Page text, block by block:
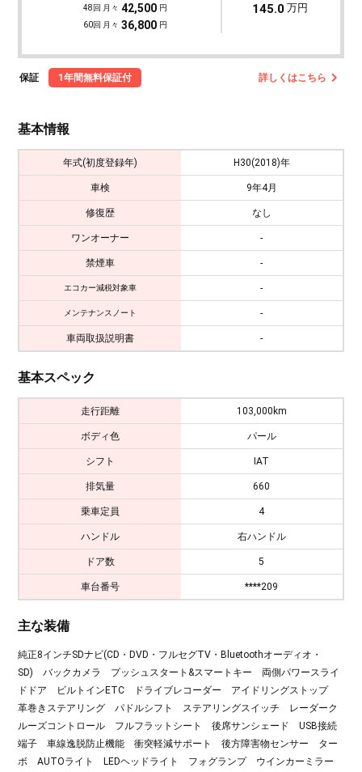
48回 月々 42,500 円
60回 月々 36,800 円
145.0 万円
保証 1年間無料保証付 詳しくはこちら
基本情報
年式(初度登録年) H30(2018)年
車検 9年4月
修復歴 なし
ワンオーナー -
禁煙車 -
エコカー減税対象車 -
メンテナンスノート -
車両取扱説明書 -
基本スペック
走行距離 103,000km
ボディ色 パール
シフト IAT
排気量 660
乗車定員 4
ハンドル 右ハンドル
ドア数 5
車台番号 ****209
主な装備
純正8インチSDナビ(CD・DVD・フルセグTV・Bluetoothオーディオ・
SD) バックカメラ プッシュスタート&スマートキー 両側パワースライ
ドドア ビルトインETC ドライブレコーダー アイドリングストップ
革巻きステアリング パドルシフト ステアリングスイッチ レーダーク
ルーズコントロール フルフラットシート 後席サンシェード USB接続
端子 車線逸脱防止機能 衝突軽減サポート 後方障害物センサー ター
ボ AUTOライト LEDヘッドライト フォグランプ ウインカーミラー